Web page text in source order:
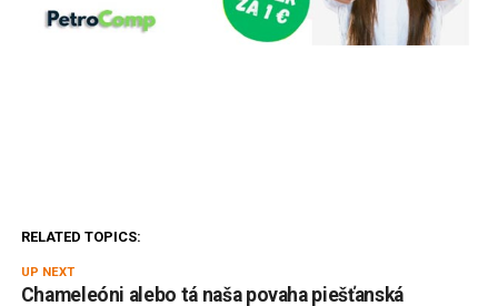
RELATED TOPICS:
UP NEXT
Chameleóni alebo tá naša povaha piešťanská